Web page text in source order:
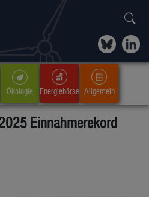
Ökologie Energiebörse Allgemein
Einnahmerekord